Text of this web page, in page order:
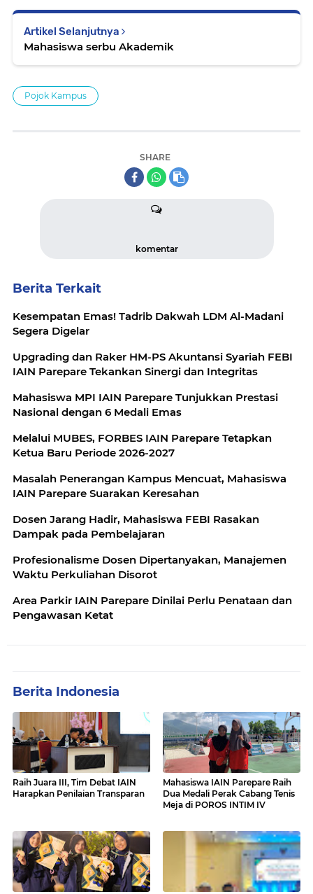
Artikel Selanjutnya
Mahasiswa serbu Akademik
Pojok Kampus
SHARE
komentar
Berita Terkait
Kesempatan Emas! Tadrib Dakwah LDM Al-Madani
Segera Digelar
Upgrading dan Raker HM-PS Akuntansi Syariah FEBI
IAIN Parepare Tekankan Sinergi dan Integritas
Mahasiswa MPI IAIN Parepare Tunjukkan Prestasi
Nasional dengan 6 Medali Emas
Melalui MUBES, FORBES IAIN Parepare Tetapkan
Ketua Baru Periode 2026-2027
Masalah Penerangan Kampus Mencuat, Mahasiswa
IAIN Parepare Suarakan Keresahan
Dosen Jarang Hadir, Mahasiswa FEBI Rasakan
Dampak pada Pembelajaran
Profesionalisme Dosen Dipertanyakan, Manajemen
Waktu Perkuliahan Disorot
Area Parkir IAIN Parepare Dinilai Perlu Penataan dan
Pengawasan Ketat
Berita Indonesia
Raih Juara III, Tim Debat IAIN
Harapkan Penilaian Transparan
Mahasiswa IAIN Parepare Raih
Dua Medali Perak Cabang Tenis
Meja di POROS INTIM IV